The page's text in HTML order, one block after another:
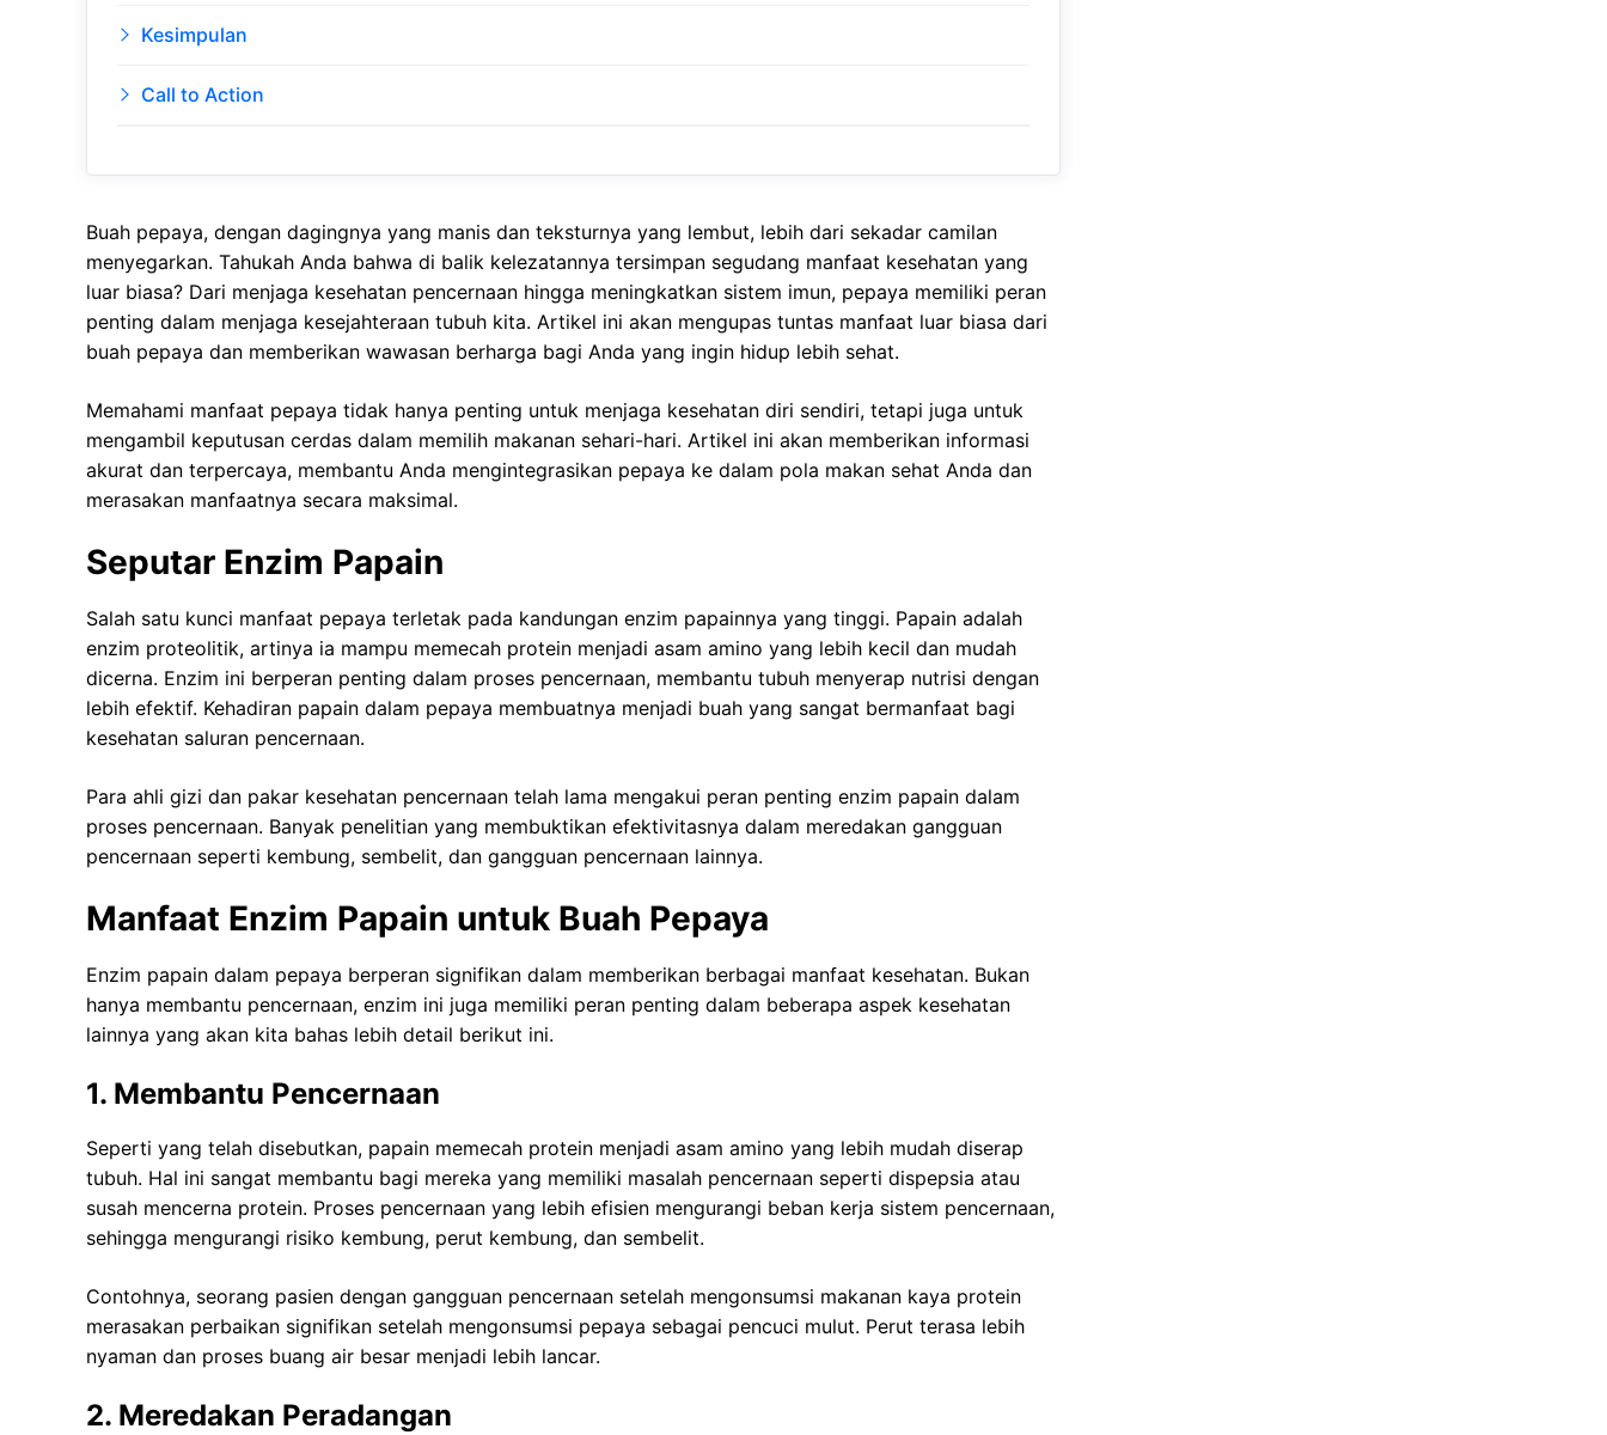
Kesimpulan
Call to Action
Buah pepaya, dengan dagingnya yang manis dan teksturnya yang lembut, lebih dari sekadar camilan
menyegarkan. Tahukah Anda bahwa di balik kelezatannya tersimpan segudang manfaat kesehatan yang
luar biasa? Dari menjaga kesehatan pencernaan hingga meningkatkan sistem imun, pepaya memiliki peran
penting dalam menjaga kesejahteraan tubuh kita. Artikel ini akan mengupas tuntas manfaat luar biasa dari
buah pepaya dan memberikan wawasan berharga bagi Anda yang ingin hidup lebih sehat.
Memahami manfaat pepaya tidak hanya penting untuk menjaga kesehatan diri sendiri, tetapi juga untuk
mengambil keputusan cerdas dalam memilih makanan sehari-hari. Artikel ini akan memberikan informasi
akurat dan terpercaya, membantu Anda mengintegrasikan pepaya ke dalam pola makan sehat Anda dan
merasakan manfaatnya secara maksimal.
Seputar Enzim Papain
Salah satu kunci manfaat pepaya terletak pada kandungan enzim papainnya yang tinggi. Papain adalah
enzim proteolitik, artinya ia mampu memecah protein menjadi asam amino yang lebih kecil dan mudah
dicerna. Enzim ini berperan penting dalam proses pencernaan, membantu tubuh menyerap nutrisi dengan
lebih efektif. Kehadiran papain dalam pepaya membuatnya menjadi buah yang sangat bermanfaat bagi
kesehatan saluran pencernaan.
Para ahli gizi dan pakar kesehatan pencernaan telah lama mengakui peran penting enzim papain dalam
proses pencernaan. Banyak penelitian yang membuktikan efektivitasnya dalam meredakan gangguan
pencernaan seperti kembung, sembelit, dan gangguan pencernaan lainnya.
Manfaat Enzim Papain untuk Buah Pepaya
Enzim papain dalam pepaya berperan signifikan dalam memberikan berbagai manfaat kesehatan. Bukan
hanya membantu pencernaan, enzim ini juga memiliki peran penting dalam beberapa aspek kesehatan
lainnya yang akan kita bahas lebih detail berikut ini.
1. Membantu Pencernaan
Seperti yang telah disebutkan, papain memecah protein menjadi asam amino yang lebih mudah diserap
tubuh. Hal ini sangat membantu bagi mereka yang memiliki masalah pencernaan seperti dispepsia atau
susah mencerna protein. Proses pencernaan yang lebih efisien mengurangi beban kerja sistem pencernaan,
sehingga mengurangi risiko kembung, perut kembung, dan sembelit.
Contohnya, seorang pasien dengan gangguan pencernaan setelah mengonsumsi makanan kaya protein
merasakan perbaikan signifikan setelah mengonsumsi pepaya sebagai pencuci mulut. Perut terasa lebih
nyaman dan proses buang air besar menjadi lebih lancar.
2. Meredakan Peradangan